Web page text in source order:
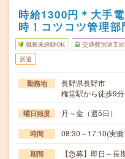
時給1300円＊大手
時！コツコツ管理
職種未経験OK 交通費別途支給
派遣
勤務地
長野県長野市
権堂駅から徒歩9
曜日頻度 月～金（週5日）
時間 08:30～17:10(実
期間 【急募】即日～